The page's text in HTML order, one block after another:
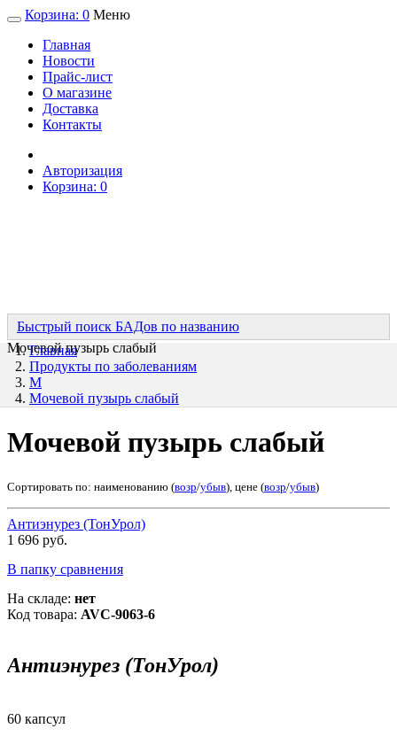
Корзина: 0 Меню
Главная
Новости
Прайс-лист
О магазине
Доставка
Контакты
Авторизация
Корзина: 0
Быстрый поиск БАДов по названию
Мочевой пузырь слабый
Главная
Продукты по заболеваниям
М
Мочевой пузырь слабый
Мочевой пузырь слабый
Сортировать по: наименованию (возр/убыв), цене (возр/убыв)
Антиэнурез (ТонУрол)
1 696 руб.
В папку сравнения
На складе: нет
Код товара: AVC-9063-6
Антиэнурез (ТонУрол)
60 капсул